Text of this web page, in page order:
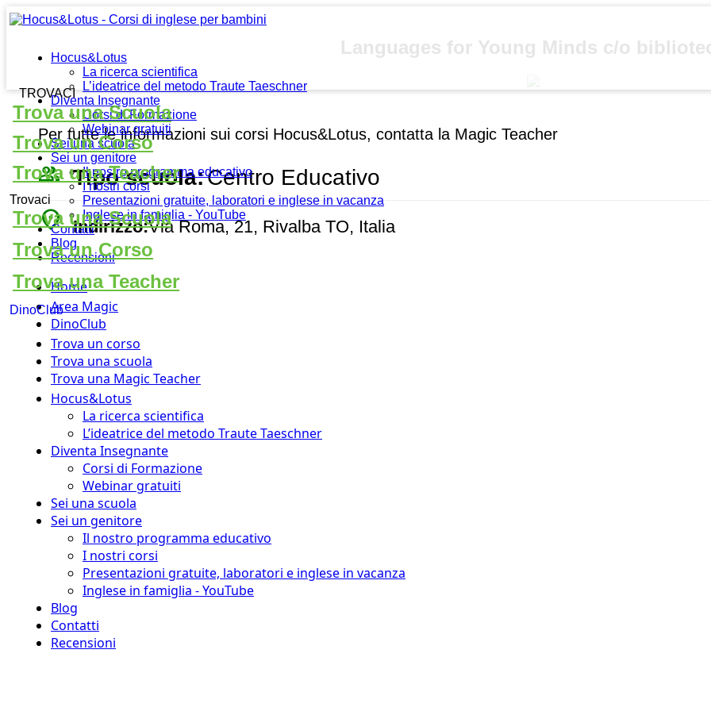
Hocus&Lotus
La ricerca scientifica
L’ideatrice del metodo Traute Taeschner
Diventa Insegnante
Corsi di Formazione
Webinar gratuiti
Sei una scuola
Sei un genitore
Il nostro programma educativo
I nostri corsi
Presentazioni gratuite, laboratori e inglese in vacanza
Inglese in famiglia - YouTube
Contatti
Blog
Recensioni
Home
Area Magic
DinoClub
Trova un corso
Trova una scuola
Trova una Magic Teacher
Hocus&Lotus
La ricerca scientifica
L’ideatrice del metodo Traute Taeschner
Diventa Insegnante
Corsi di Formazione
Webinar gratuiti
Sei una scuola
Sei un genitore
Il nostro programma educativo
I nostri corsi
Presentazioni gratuite, laboratori e inglese in vacanza
Inglese in famiglia - YouTube
Blog
Contatti
Recensioni
TROVACI
Trova una Scuola
Trova un Corso
Trova una Teacher
Trovaci
Trova una Scuola
Trova un Corso
Trova una Teacher
DinoClub
Languages for Young Minds c/o
Per tutte le informazioni sui corsi Hocus&Lotus, contatta la Magic Teacher
people_outline Tipo scuola:Centro Educativo
place Indirizzo:Via Roma, 21, Rivalba TO, Italia